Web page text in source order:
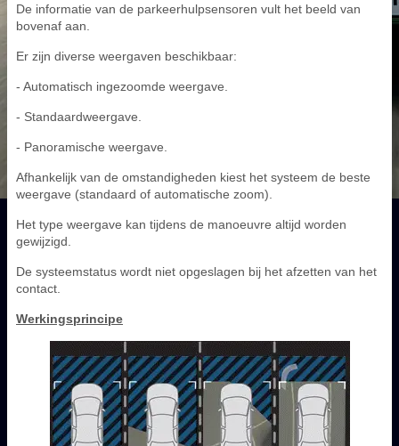
De informatie van de parkeerhulpsensoren vult het beeld van
bovenaf aan.
Er zijn diverse weergaven beschikbaar:
- Automatisch ingezoomde weergave.
- Standaardweergave.
- Panoramische weergave.
Afhankelijk van de omstandigheden kiest het systeem de beste
weergave (standaard of automatische zoom).
Het type weergave kan tijdens de manoeuvre altijd worden
gewijzigd.
De systeemstatus wordt niet opgeslagen bij het afzetten van het
contact.
Werkingsprincipe